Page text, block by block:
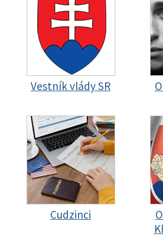
Vestník vlády SR
Cudzinci